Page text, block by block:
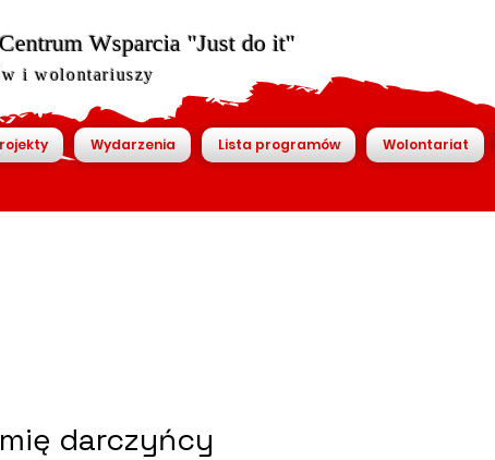
Wsparcia "Just do it"
i wolontariuszy
Wydarzenia Lista programów Wolontariat
darczyńcy